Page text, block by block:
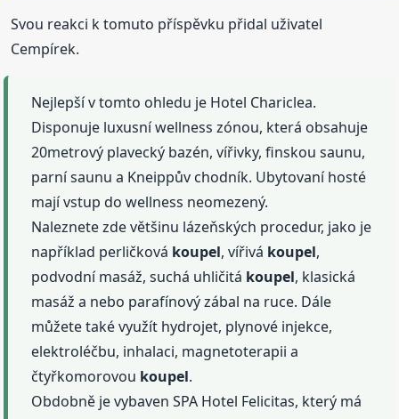
Svou reakci k tomuto příspěvku přidal uživatel
Cempírek.
Nejlepší v tomto ohledu je Hotel Chariclea.
Disponuje luxusní wellness zónou, která obsahuje
20metrový plavecký bazén, vířivky, finskou saunu,
parní saunu a Kneippův chodník. Ubytovaní hosté
mají vstup do wellness neomezený.
Naleznete zde většinu lázeňských procedur, jako je
například perličková koupel, vířivá koupel,
podvodní masáž, suchá uhličitá koupel, klasická
masáž a nebo parafínový zábal na ruce. Dále
můžete také využít hydrojet, plynové injekce,
elektroléčbu, inhalaci, magnetoterapii a
čtyřkomorovou koupel.
Obdobně je vybaven SPA Hotel Felicitas, který má